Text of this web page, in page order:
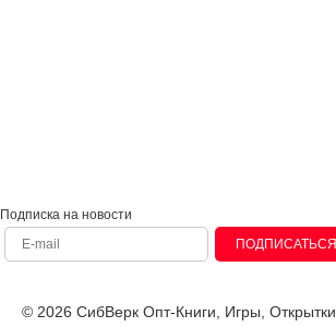
Подписка на новости
ПОДПИСАТЬСЯ
© 2026 СибВерк Опт-Книги, Игры, Открытки